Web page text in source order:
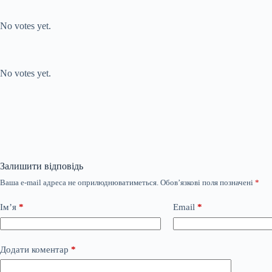
No votes yet.
No votes yet.
Залишити відповідь
Ваша e-mail адреса не оприлюднюватиметься. Обов’язкові поля позначені *
Ім’я * Email *
Додати коментар *